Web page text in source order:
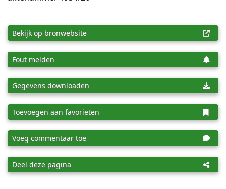
Bekijk op bronwebsite
Fout melden
Gegevens downloaden
Toevoegen aan favorieten
Voeg commentaar toe
Deel deze pagina